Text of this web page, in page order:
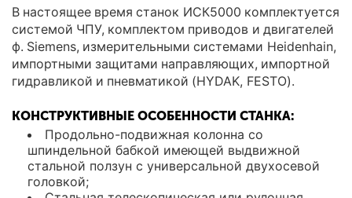
В настоящее время станок ИСК5000 комплектуется
системой ЧПУ, комплектом приводов и двигателей
ф. Siemens, измерительными системами Heidenhain,
импортными защитами направляющих, импортной
гидравликой и пневматикой (HYDAK, FESTO).
КОНСТРУКТИВНЫЕ ОСОБЕННОСТИ СТАНКА:
Продольно-подвижная колонна со
шпиндельной бабкой имеющей выдвижной
стальной ползун с универсальной двухосевой
головкой;